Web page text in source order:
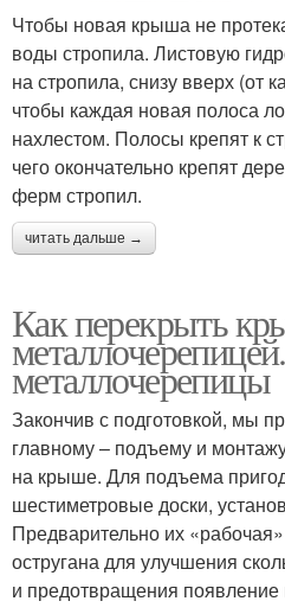
Чтобы новая крыша не
воды стропила. Листовую
на стропила, снизу вверх (от
чтобы каждая новая полоса
нахлестом. Полосы крепят к
чего окончательно крепят
ферм стропил.
читать дальше →
Как перекрыть
металлочерепицы
Закончив с подготовкой, мы
главному – подъему и
на крыше. Для подъема
шестиметровые доски,
Предварительно их
остругана для улучшения
и предотвращения появление